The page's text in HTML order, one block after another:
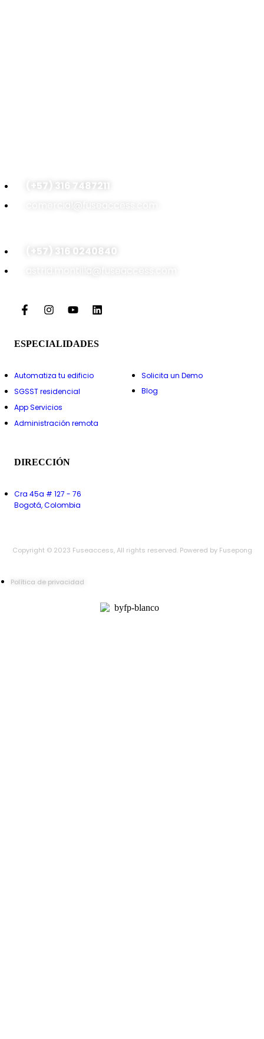
(+57) 316 7487211
comercial@fuseaccess.com
(+57) 316 0240840
astrid.montilla@fuseaccess.com
ESPECIALIDADES
Automatiza tu edificio
SGSST residencial
App Servicios
Administración remota
Solicita un Demo
Blog
DIRECCIÓN
Cra 45a # 127 - 76
Bogotá, Colombia
Copyright © 2023 Fuseaccess, All rights reserved. Powered by Fusepong
Política de privacidad